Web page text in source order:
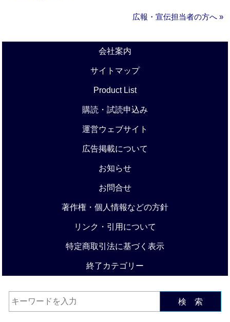
広報・宣伝担当者の方へ »
会社案内
サイトマップ
Product List
購読・試読申込み
運営ウェブサイト
広告掲載について
お知らせ
お問合せ
著作権・個人情報などの方針
リンク・引用について
特定商取引法に基づく表示
終了カテゴリー
検 索